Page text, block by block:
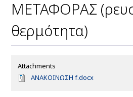
ΜΕΤΑΦΟΡΑΣ
θερμότητα)
Attachments
D
ΑΝΑΚΟΙΝΩΣΗ f.docx